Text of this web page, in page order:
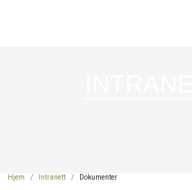
Hjem / Intranett / Dokumenter